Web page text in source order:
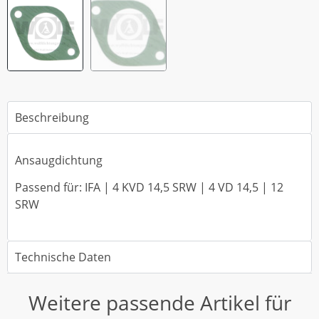
Beschreibung
Ansaugdichtung
Passend für: IFA | 4 KVD 14,5 SRW | 4 VD 14,5 | 12
SRW
Technische Daten
Weitere passende Artikel für